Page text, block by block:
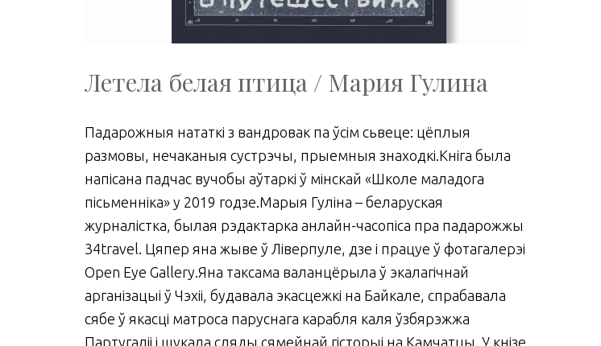
Летела белая птица / Мария Гулина
Падарожныя нататкі з вандровак па ўсім сьвеце: цёплыя
размовы, нечаканыя сустрэчы, прыемныя знаходкі.Кніга была
напісана падчас вучобы аўтаркі ў мінскай «Школе маладога
пісьменніка» у 2019 годзе.Марыя Гуліна – беларуская
журналістка, былая рэдактарка анлайн-часопіса пра падарожжы
34travel. Цяпер яна жыве ў Ліверпуле, дзе і працуе ў фотагалерэі
Open Eye Gallery.Яна таксама валанцёрыла ў экалагічнай
арганізацыі ў Чэхіі, будавала экасцежкі на Байкале, спрабавала
сябе ў якасці матроса паруснага карабля каля ўзбярэжжа
Партугаліі і шукала сляды сямейнай гісторыі на Камчатцы. У кнізе